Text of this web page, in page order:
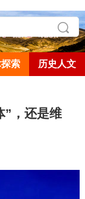
索 历史人文
”，还是维